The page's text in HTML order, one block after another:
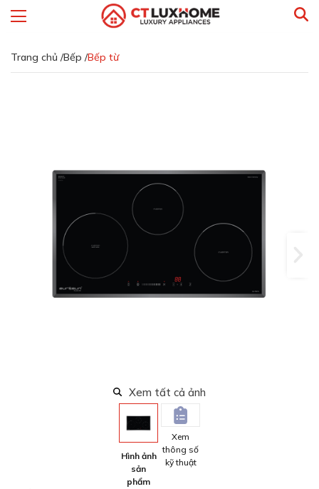
Trang chủ /Bếp /Bếp từ
Xem tất cả ảnh
Hình ảnh
sản
phẩm
Xem
thông số
kỹ thuật